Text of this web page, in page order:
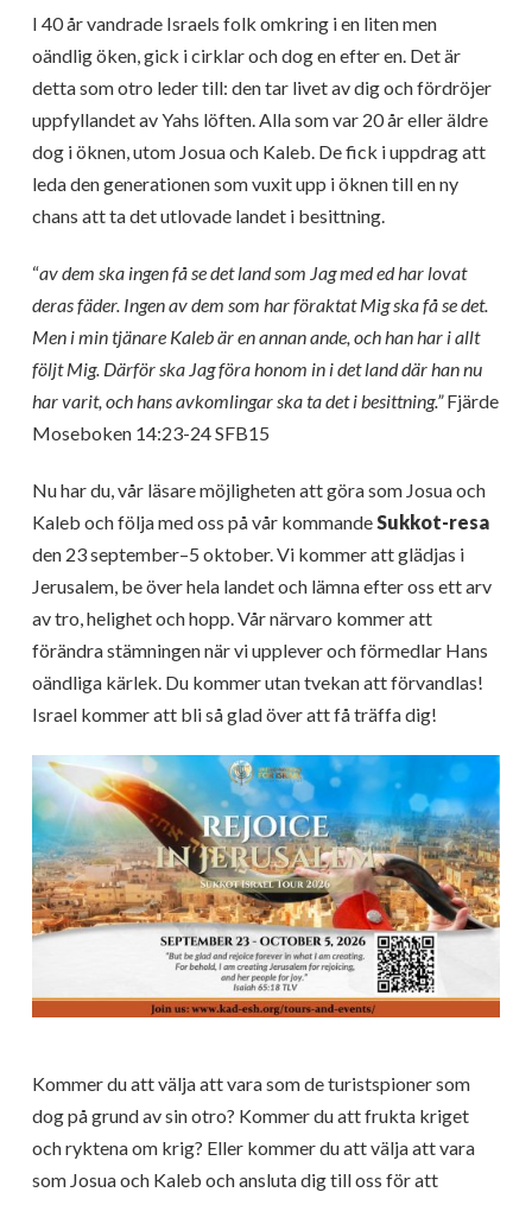
I 40 år vandrade Israels folk omkring i en liten men
oändlig öken, gick i cirklar och dog en efter en. Det är
detta som otro leder till: den tar livet av dig och fördröjer
uppfyllandet av Yahs löften. Alla som var 20 år eller äldre
dog i öknen, utom Josua och Kaleb. De fick i uppdrag att
leda den generationen som vuxit upp i öknen till en ny
chans att ta det utlovade landet i besittning.
“av dem ska ingen få se det land som Jag med ed har lovat
deras fäder. Ingen av dem som har föraktat Mig ska få se det.
Men i min tjänare Kaleb är en annan ande, och han har i allt
följt Mig. Därför ska Jag föra honom in i det land där han nu
har varit, och hans avkomlingar ska ta det i besittning.”Fjärde
Moseboken 14:23-24 SFB15
Nu har du, vår läsare möjligheten att göra som Josua och
Kaleb och följa med oss på vår kommandeSukkot-resa
den 23 september–5 oktober. Vi kommer att glädjas i
Jerusalem, be över hela landet och lämna efter oss ett arv
av tro, helighet och hopp. Vår närvaro kommer att
förändra stämningen när vi upplever och förmedlar Hans
oändliga kärlek. Du kommer utan tvekan att förvandlas!
Israel kommer att bli så glad över att få träffa dig!
Kommer du att välja att vara som de turistspioner som
dog på grund av sin otro? Kommer du att frukta kriget
och ryktena om krig? Eller kommer du att välja att vara
som Josua och Kaleb och ansluta dig till oss för att